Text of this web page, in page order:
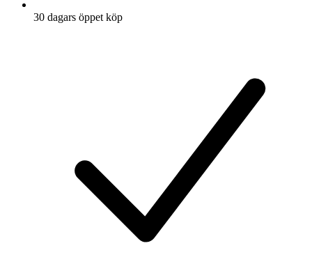
30 dagars öppet köp